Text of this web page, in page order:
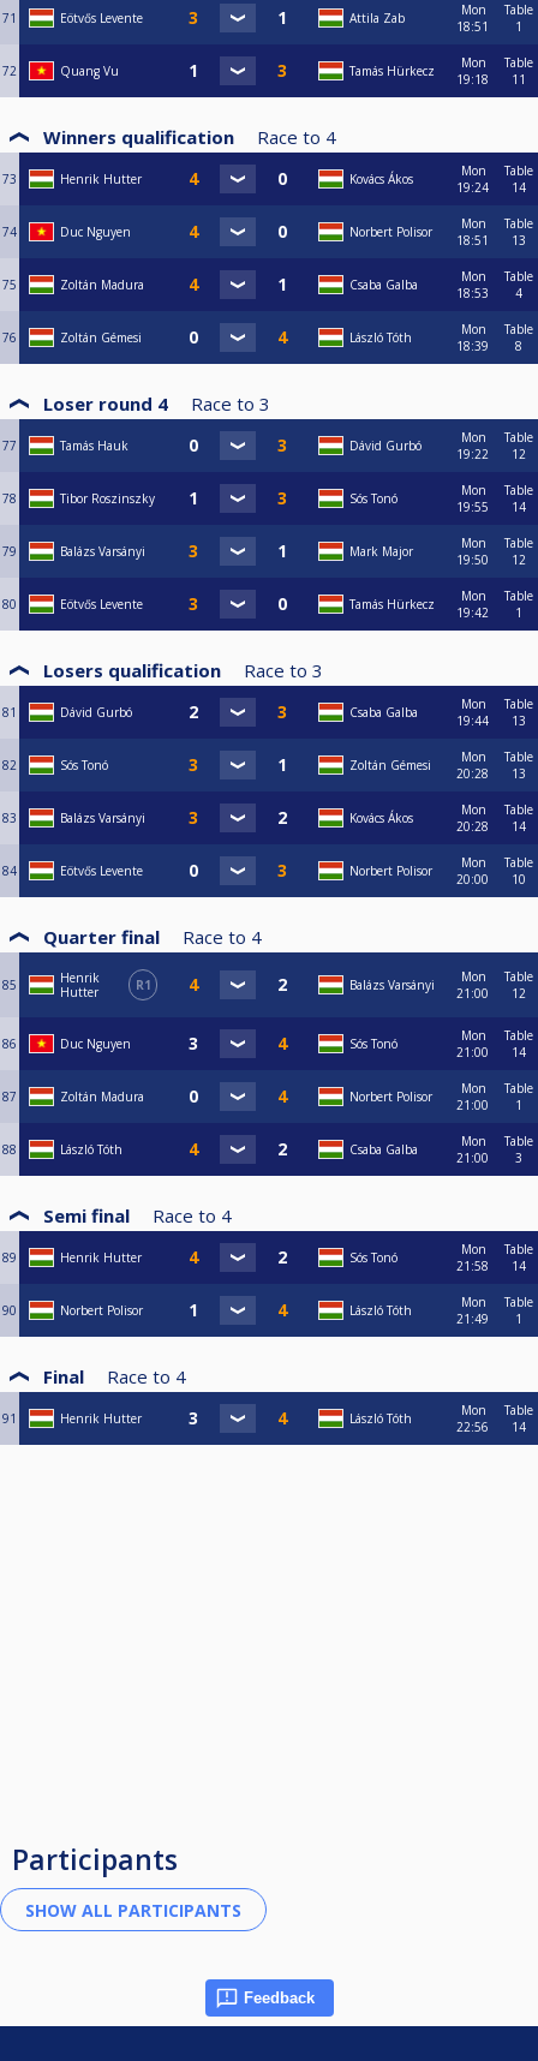
71 Eötvős Levente Attila Zab
Mon
18:51
Table
1
72 Quang Vu Tamás Hürkecz
Mon
19:18
Table
11
Winners qualification Race to 4
73 Henrik Hutter Kovács Ákos
Mon
19:24
Table
14
74 Duc Nguyen Norbert Polisor
Mon
18:51
Table
13
75 Zoltán Madura Csaba Galba
Mon
18:53
Table
4
76 Zoltán Gémesi László Tóth
Mon
18:39
Table
8
Loser round 4 Race to 3
77 Tamás Hauk Dávid Gurbó
Mon
19:22
Table
12
78 Tibor Roszinszky Sós Tonó
Mon
19:55
Table
14
79 Balázs Varsányi Mark Major
Mon
19:50
Table
12
80 Eötvős Levente Tamás Hürkecz
Mon
19:42
Table
1
Losers qualification Race to 3
81 Dávid Gurbó Csaba Galba
Mon
19:44
Table
13
82 Sós Tonó Zoltán Gémesi
Mon
20:28
Table
13
83 Balázs Varsányi Kovács Ákos
Mon
20:28
Table
14
84 Eötvős Levente Norbert Polisor
Mon
20:00
Table
10
Quarter final Race to 4
85
Henrik
Hutter
R1 Balázs Varsányi
Mon
21:00
Table
12
86 Duc Nguyen Sós Tonó
Mon
21:00
Table
14
87 Zoltán Madura Norbert Polisor
Mon
21:00
Table
1
88 László Tóth Csaba Galba
Mon
21:00
Table
3
Semi final Race to 4
89 Henrik Hutter Sós Tonó
Mon
21:58
Table
14
90 Norbert Polisor László Tóth
Mon
21:49
Table
1
Final Race to 4
91 Henrik Hutter László Tóth
Mon
22:56
Table
14
Participants
Feedback